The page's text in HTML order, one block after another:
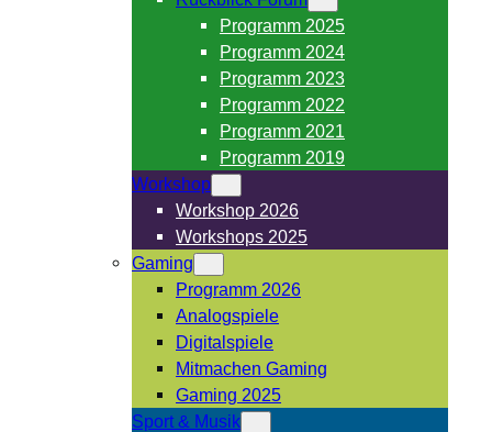
Programm 2025
Programm 2024
Programm 2023
Programm 2022
Programm 2021
Programm 2019
Workshop
Workshop 2026
Workshops 2025
Gaming
Programm 2026
Analogspiele
Digitalspiele
Mitmachen Gaming
Gaming 2025
Sport & Musik